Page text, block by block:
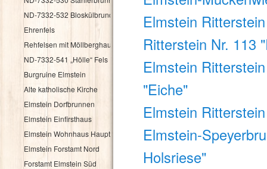
ND-7332-532 Bloskülbrundsicht
Ehrenfels
Rehfelsen mit Möllberghaus
ND-7332-541 „Hölle“ Fels
Burgruine Elmstein
Alte katholische Kirche
Elmstein Dorfbrunnen
Elmstein Einfirsthaus
Elmstein Wohnhaus Hauptstraße 30
Elmstein Forstamt Nord
Forstamt Elmstein Süd
Elmstein
Ritterstein Nr. 113
Elmstein
"Eiche"
Elmstein
Elmstein-
Holsriese"